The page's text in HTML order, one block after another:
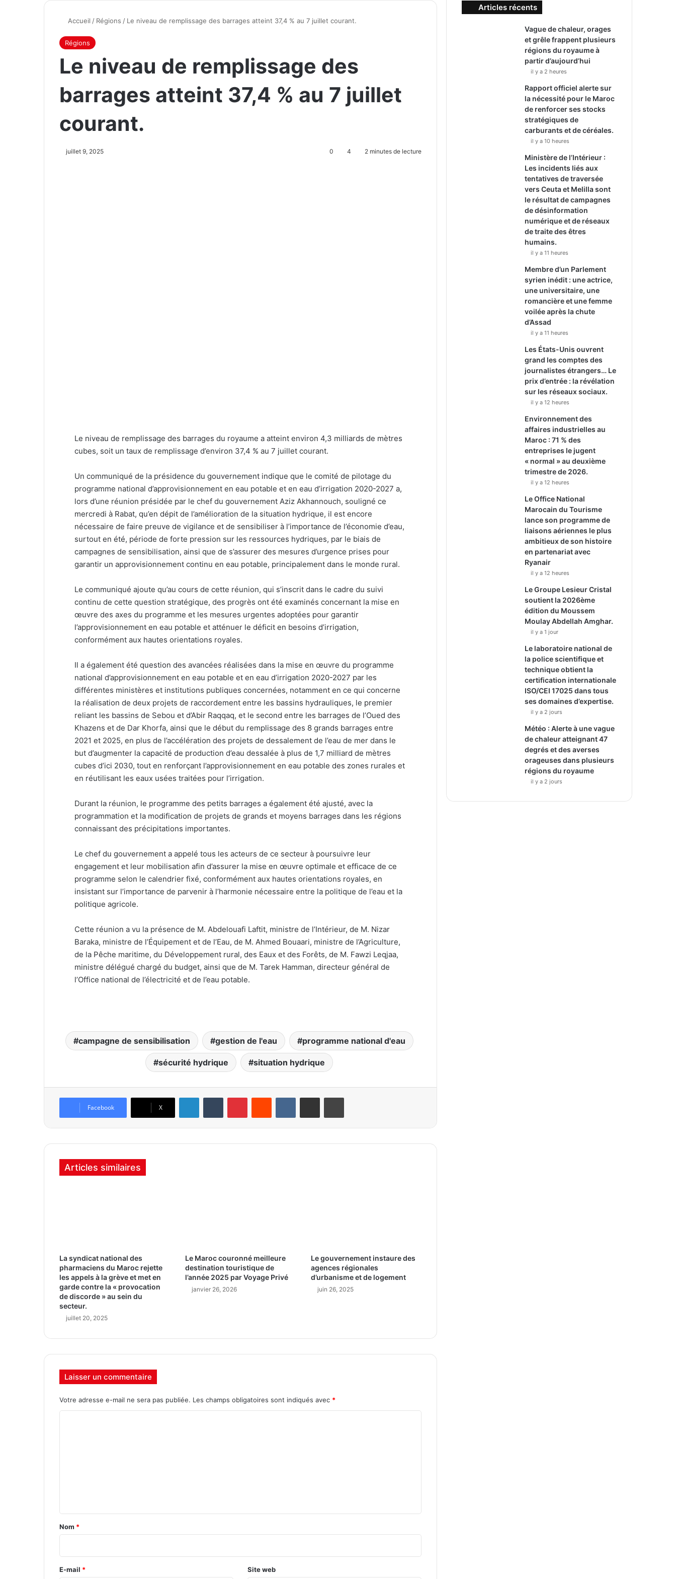
Accueil / Régions / Le niveau de remplissage des barrages atteint 37,4 % au 7 juillet courant.
Régions
Le niveau de remplissage des
barrages atteint 37,4 % au 7 juillet
courant.
juillet 9, 2025 0 4 2 minutes de lecture
Le niveau de remplissage des barrages du royaume a atteint environ 4,3 milliards de mètres
cubes, soit un taux de remplissage d’environ 37,4 % au 7 juillet courant.
Un communiqué de la présidence du gouvernement indique que le comité de pilotage du
programme national d’approvisionnement en eau potable et en eau d’irrigation 2020-2027 a,
lors d’une réunion présidée par le chef du gouvernement Aziz Akhannouch, souligné ce
mercredi à Rabat, qu’en dépit de l’amélioration de la situation hydrique, il est encore
nécessaire de faire preuve de vigilance et de sensibiliser à l’importance de l’économie d’eau,
surtout en été, période de forte pression sur les ressources hydriques, par le biais de
campagnes de sensibilisation, ainsi que de s’assurer des mesures d’urgence prises pour
garantir un approvisionnement continu en eau potable, principalement dans le monde rural.
Le communiqué ajoute qu’au cours de cette réunion, qui s’inscrit dans le cadre du suivi
continu de cette question stratégique, des progrès ont été examinés concernant la mise en
œuvre des axes du programme et les mesures urgentes adoptées pour garantir
l’approvisionnement en eau potable et atténuer le déficit en besoins d’irrigation,
conformément aux hautes orientations royales.
Il a également été question des avancées réalisées dans la mise en œuvre du programme
national d’approvisionnement en eau potable et en eau d’irrigation 2020-2027 par les
différentes ministères et institutions publiques concernées, notamment en ce qui concerne
la réalisation de deux projets de raccordement entre les bassins hydrauliques, le premier
reliant les bassins de Sebou et d’Abir Raqqaq, et le second entre les barrages de l’Oued des
Khazens et de Dar Khorfa, ainsi que le début du remplissage des 8 grands barrages entre
2021 et 2025, en plus de l’accélération des projets de dessalement de l’eau de mer dans le
but d’augmenter la capacité de production d’eau dessalée à plus de 1,7 milliard de mètres
cubes d’ici 2030, tout en renforçant l’approvisionnement en eau potable des zones rurales et
en réutilisant les eaux usées traitées pour l’irrigation.
Durant la réunion, le programme des petits barrages a également été ajusté, avec la
programmation et la modification de projets de grands et moyens barrages dans les régions
connaissant des précipitations importantes.
Le chef du gouvernement a appelé tous les acteurs de ce secteur à poursuivre leur
engagement et leur mobilisation afin d’assurer la mise en œuvre optimale et efficace de ce
programme selon le calendrier fixé, conformément aux hautes orientations royales, en
insistant sur l’importance de parvenir à l’harmonie nécessaire entre la politique de l’eau et la
politique agricole.
Cette réunion a vu la présence de M. Abdelouafi Laftit, ministre de l’Intérieur, de M. Nizar
Baraka, ministre de l’Équipement et de l’Eau, de M. Ahmed Bouaari, ministre de l’Agriculture,
de la Pêche maritime, du Développement rural, des Eaux et des Forêts, de M. Fawzi Leqjaa,
ministre délégué chargé du budget, ainsi que de M. Tarek Hamman, directeur général de
l’Office national de l’électricité et de l’eau potable.
campagne de sensibilisation gestion de l'eau programme national d'eau
sécurité hydrique situation hydrique
Facebook X
Articles similaires
La syndicat national des
pharmaciens du Maroc rejette
les appels à la grève et met en
garde contre la « provocation
de discorde » au sein du
secteur.
juillet 20, 2025
Le Maroc couronné meilleure
destination touristique de
l’année 2025 par Voyage Privé
janvier 26, 2026
Le gouvernement instaure des
agences régionales
d’urbanisme et de logement
juin 26, 2025
Laisser un commentaire
Votre adresse e-mail ne sera pas publiée. Les champs obligatoires sont indiqués avec *
a
r
e
Nom *
E-mail * Site web
Articles récents
Vague de chaleur, orages
et grêle frappent plusieurs
régions du royaume à
partir d’aujourd’hui
il y a 2 heures
Rapport officiel alerte sur
la nécessité pour le Maroc
de renforcer ses stocks
stratégiques de
carburants et de céréales.
il y a 10 heures
Ministère de l’Intérieur :
Les incidents liés aux
tentatives de traversée
vers Ceuta et Melilla sont
le résultat de campagnes
de désinformation
numérique et de réseaux
de traite des êtres
humains.
il y a 11 heures
Membre d’un Parlement
syrien inédit : une actrice,
une universitaire, une
romancière et une femme
voilée après la chute
d’Assad
il y a 11 heures
Les États-Unis ouvrent
grand les comptes des
journalistes étrangers… Le
prix d’entrée : la révélation
sur les réseaux sociaux.
il y a 12 heures
Environnement des
affaires industrielles au
Maroc : 71 % des
entreprises le jugent
« normal » au deuxième
trimestre de 2026.
il y a 12 heures
Le Office National
Marocain du Tourisme
lance son programme de
liaisons aériennes le plus
ambitieux de son histoire
en partenariat avec
Ryanair
il y a 12 heures
Le Groupe Lesieur Cristal
soutient la 2026ème
édition du Moussem
Moulay Abdellah Amghar.
il y a 1 jour
Le laboratoire national de
la police scientifique et
technique obtient la
certification internationale
ISO/CEI 17025 dans tous
ses domaines d’expertise.
il y a 2 jours
Météo : Alerte à une vague
de chaleur atteignant 47
degrés et des averses
orageuses dans plusieurs
régions du royaume
il y a 2 jours